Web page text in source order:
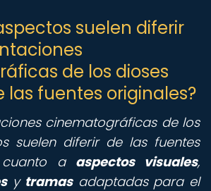
suelen diferir
de los dioses
las fuentes originales?
cinematográficas de los
suelen diferir de las fuentes
a aspectos visuales,
y tramasadaptadas para el